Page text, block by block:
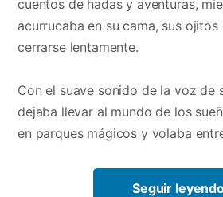
cuentos de hadas y aventuras,
acurrucaba en su cama, sus ojitos
cerrarse lentamente.
Con el suave sonido de la voz de
dejaba llevar al mundo de los
en parques mágicos y volaba
Seguir